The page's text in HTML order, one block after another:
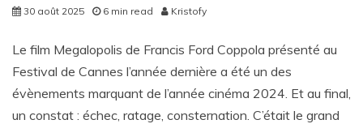
30 août 2025 6 min read Kristofy
Le film Megalopolis de Francis Ford Coppola présenté au
Festival de Cannes l’année dernière a été un des
évènements marquant de l’année cinéma 2024. Et au final,
un constat : échec, ratage, consternation. C’était le grand